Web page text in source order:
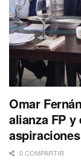
Omar
alianza FP y
0 COMPARTIR